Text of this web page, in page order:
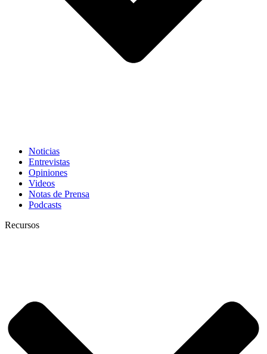
Noticias
Entrevistas
Opiniones
Videos
Notas de Prensa
Podcasts
Recursos